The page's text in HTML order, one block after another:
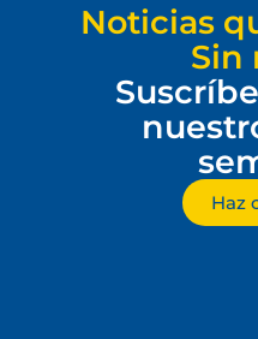
Noticias
Sin
Haz